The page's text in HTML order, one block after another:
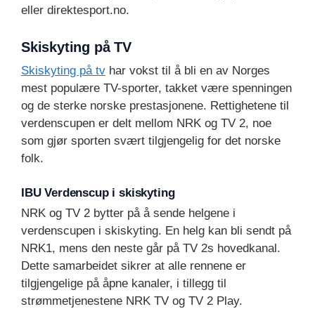
eller direktesport.no.
Skiskyting på TV
Skiskyting på tv har vokst til å bli en av Norges
mest populære TV-sporter, takket være spenningen
og de sterke norske prestasjonene. Rettighetene til
verdenscupen er delt mellom NRK og TV 2, noe
som gjør sporten svært tilgjengelig for det norske
folk.
IBU Verdenscup i skiskyting
NRK og TV 2 bytter på å sende helgene i
verdenscupen i skiskyting. En helg kan bli sendt på
NRK1, mens den neste går på TV 2s hovedkanal.
Dette samarbeidet sikrer at alle rennene er
tilgjengelige på åpne kanaler, i tillegg til
strømmetjenestene NRK TV og TV 2 Play.